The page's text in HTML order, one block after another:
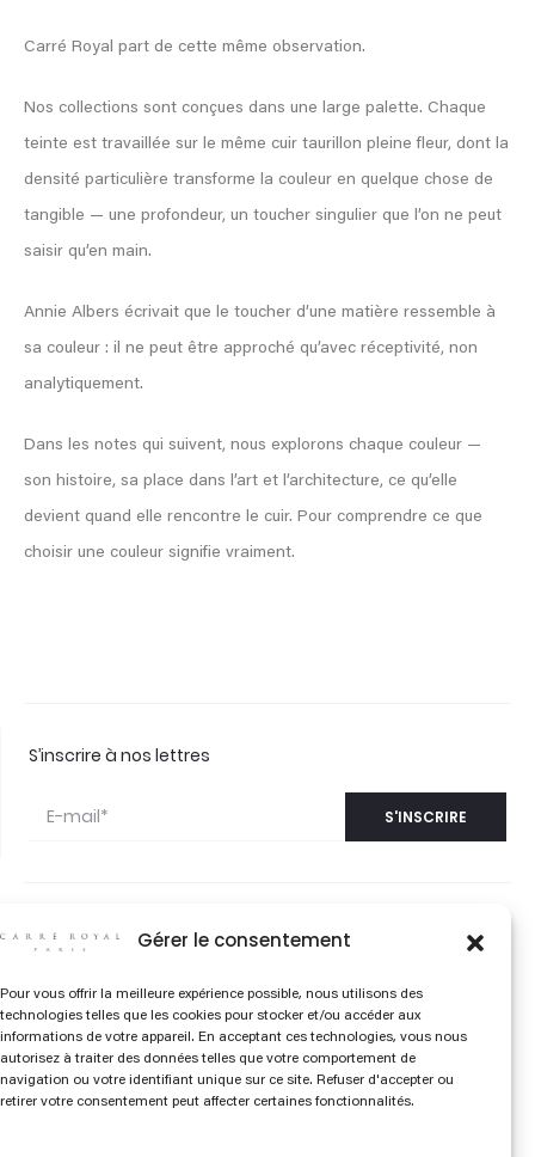
Gérer le consentement
Pour vous offrir la meilleure expérience possible, nous utilisons des
technologies telles que les cookies pour stocker et/ou accéder aux
informations de votre appareil. En acceptant ces technologies, vous nous
autorisez à traiter des données telles que votre comportement de
navigation ou votre identifiant unique sur ce site. Refuser d'accepter ou
retirer votre consentement peut affecter certaines fonctionnalités.
Carré Royal part de cette même observation.
Nos collections sont conçues dans une large palette. Chaque
teinte est travaillée sur le même cuir taurillon pleine fleur, dont la
densité particulière transforme la couleur en quelque chose de
tangible — une profondeur, un toucher singulier que l’on ne peut
saisir qu’en main.
Annie Albers écrivait que le toucher d’une matière ressemble à
sa couleur : il ne peut être approché qu’avec réceptivité, non
analytiquement.
Dans les notes qui suivent, nous explorons chaque couleur —
son histoire, sa place dans l’art et l’architecture, ce qu’elle
devient quand elle rencontre le cuir. Pour comprendre ce que
choisir une couleur signifie vraiment.
S’inscrire à nos lettres
©2026 CARRÉ
CONTACT
QUESTIONS
FRÉQUENTES
NUANCIER CARRÉ
ROYAL